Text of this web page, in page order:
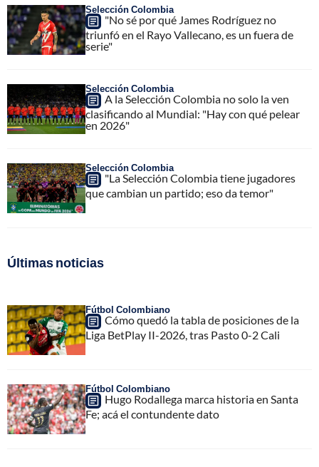
Selección Colombia
"No sé por qué James Rodríguez no
triunfó en el Rayo Vallecano, es un fuera de
serie"
Selección Colombia
A la Selección Colombia no solo la ven
clasificando al Mundial: "Hay con qué pelear
en 2026"
Selección Colombia
"La Selección Colombia tiene jugadores
que cambian un partido; eso da temor"
Últimas noticias
Fútbol Colombiano
Cómo quedó la tabla de posiciones de la
Liga BetPlay II-2026, tras Pasto 0-2 Cali
Fútbol Colombiano
Hugo Rodallega marca historia en Santa
Fe; acá el contundente dato